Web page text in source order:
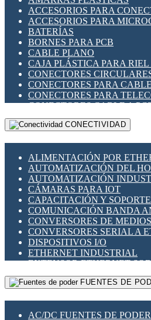
INDICADORES PARA
INTERFACES DE RELÉ
INTERRUPTORES FIN DE
LLAVES CONMUTADORAS
MEDIDORES DE ENERGÍA
MOTORES PASO A PASO
PANTALLAS HMI
PLC -CONTROLADORES
PROGRAMADORES DE
RELÉS DE PROTECCIÓN
SENSORES CAPACITIVOS
SENSORES INDUCTIVOS
TEMPORIZADORES
VARIACS
VARIADORES DE
SECCIONADORES -
MAQUINARIA
ACCESORIOS PARA
ACCESORIOS PARA
BATERÍAS
BORNES PARA PCB
CABLE PLANO
CAJA PLÁSTICA PARA RIEL
CONECTORES
CONECTORES PARA CABLE
CONECTORES PARA
CONECTORES CABLE A
CONECTORES PCB A CABLE
DIP SWITCHES
HERRAMIENTAS VARIAS
ILUMINACIÓN LED
INTERRUPTORES REED
INTERFACES DE RELÉ
OTROS RELÉS
PROTECCIÓN TÉRMICA
RELÉS AUTOMOTRICES
RELÉS DE SEÑAL
RELÉS DE ESTADO SÓLIDO
RELÉS INDUSTRIALES
RELÉS MINIATURA DE
SENSORES MAGNÉTICOS
SWITCH Y MICROSWITCH
CONECTIVIDAD
ALIMENTACIÓN POR
AUTOMATIZACIÓN DEL
AUTOMATIZACIÓN
CÁMARAS PARA IOT
CAPACITACIÓN Y SOPORTE
COMUNICACIÓN BANDA
CONVERSORES DE MEDIOS
CONVERSORES SERIAL A
DISPOSITIVOS I/O
ETHERNET INDUSTRIAL
EXTENSOR ETHERNET
GATEWAY LORAWAN
GESTIÓN DE REDES
PLACAS MODULARES IOT
FUENTES DE
AC/DC FUENTES DE PODER